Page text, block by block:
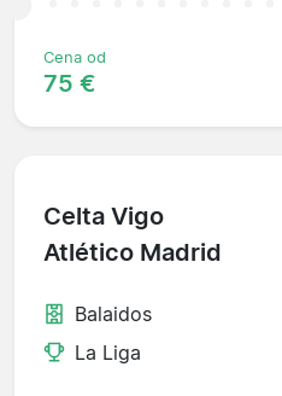
Cena od
75 €
Celta Vigo
Atlético Madrid
Balaidos
La Liga